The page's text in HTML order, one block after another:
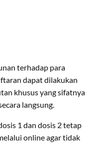
terhadap para
dapat dilakukan
khusus yang sifatnya
langsung.
1 dan dosis 2 tetap
online agar tidak